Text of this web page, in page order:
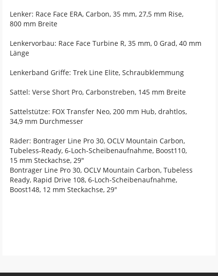
Lenker: Race Face ERA, Carbon, 35 mm, 27,5 mm Rise,
800 mm Breite
Lenkervorbau: Race Face Turbine R, 35 mm, 0 Grad, 40 mm
Länge
Lenkerband Griffe: Trek Line Elite, Schraubklemmung
Sattel: Verse Short Pro, Carbonstreben, 145 mm Breite
Sattelstütze: FOX Transfer Neo, 200 mm Hub, drahtlos,
34,9 mm Durchmesser
Räder: Bontrager Line Pro 30, OCLV Mountain Carbon,
Tubeless-Ready, 6-Loch-Scheibenaufnahme, Boost110,
15 mm Steckachse, 29"
Bontrager Line Pro 30, OCLV Mountain Carbon, Tubeless
Ready, Rapid Drive 108, 6-Loch-Scheibenaufnahme,
Boost148, 12 mm Steckachse, 29"